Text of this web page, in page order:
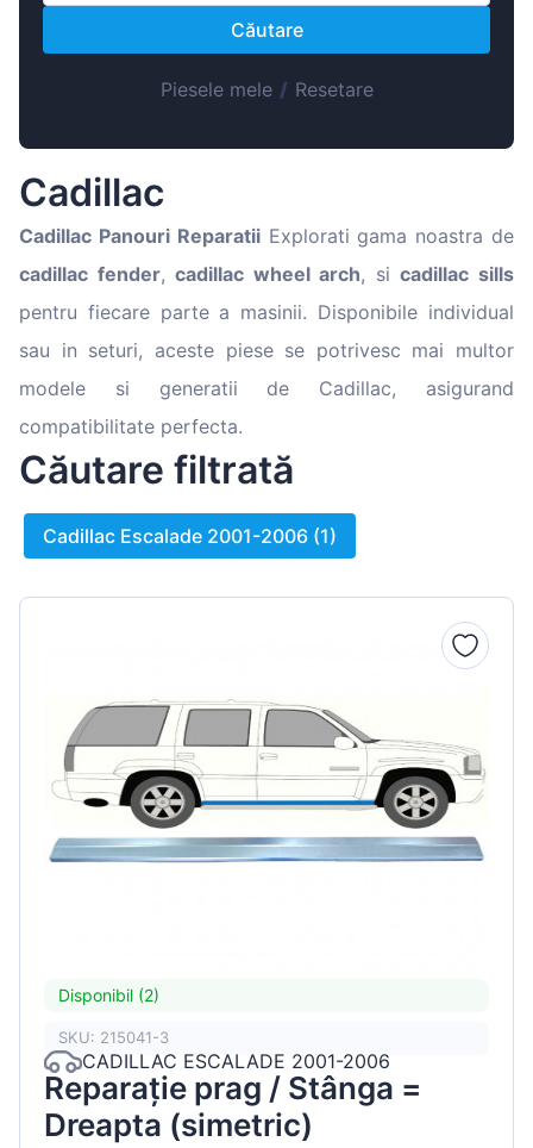
Magyar
Hrvatski
Slovenčina
Căutare
Piesele mele/ Resetare
Cadillac
Cadillac Panouri ReparatiiExplorati gama noastra de
cadillac fender,cadillac wheel arch, sicadillac sills
pentru fiecare parte a masinii. Disponibile individual
sau in seturi, aceste piese se potrivesc mai multor
modele si generatii de Cadillac, asigurand
compatibilitate perfecta.
Căutare filtrată
Cadillac Escalade 2001-2006 (1)
Disponibil (2)
SKU: 215041-3
CADILLAC ESCALADE 2001-2006
Reparație prag / Stânga =
Dreapta (simetric)